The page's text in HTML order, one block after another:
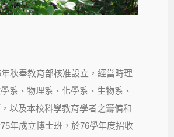
秋奉教育部核准設立，經當時理
系、物理系、化學系、生物系、
以及本校科學教育學者之籌備和
年成立博士班，於76學年度招收